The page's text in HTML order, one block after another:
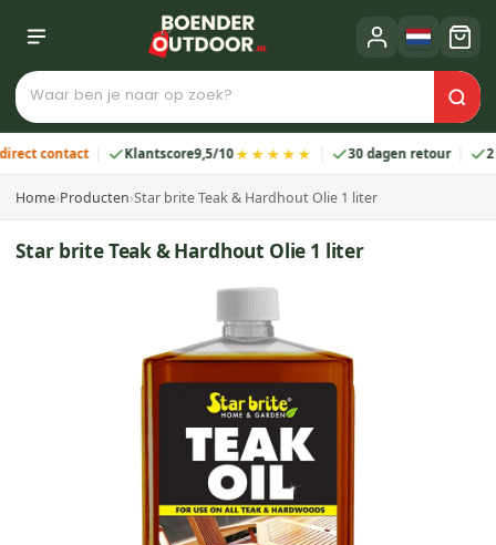
contact Klantscore9,5/10★★★★★ 30 dagen retour 2
Home›Producten›Star brite Teak & Hardhout Olie 1 liter
Star brite Teak & Hardhout Olie 1 liter